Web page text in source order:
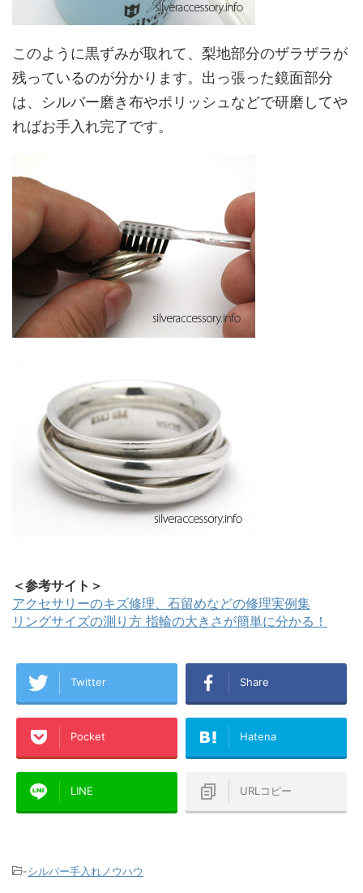
このように黒ずみが取れて、梨地部分のザラザラが
残っているのが分かります。出っ張った鏡面部分
は、シルバー磨き布やポリッシュなどで研磨してや
ればお手入れ完了です。
＜参考サイト＞
アクセサリーのキズ修理、石留めなどの修理実例集
リングサイズの測り方 指輪の大きさが簡単に分かる！
Twitter Share
Pocket Hatena
LINE URLコピー
-シルバー手入れノウハウ